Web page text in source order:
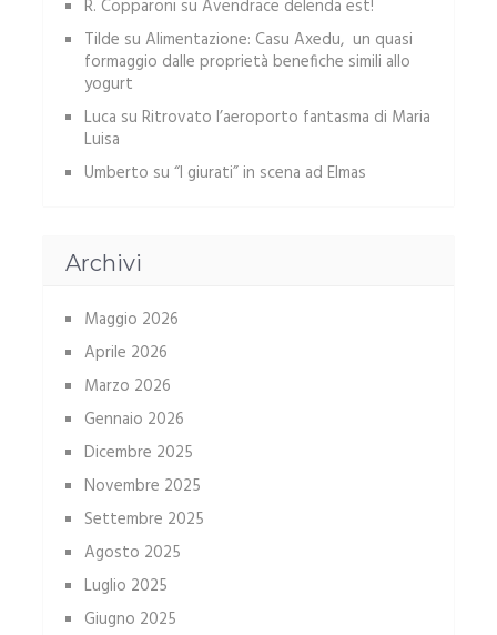
R. Copparoni su Avendrace delenda est!
Tilde su Alimentazione: Casu Axedu, un quasi
formaggio dalle proprietà benefiche simili allo
yogurt
Luca su Ritrovato l’aeroporto fantasma di Maria
Luisa
Umberto su “I giurati” in scena ad Elmas
Archivi
Maggio 2026
Aprile 2026
Marzo 2026
Gennaio 2026
Dicembre 2025
Novembre 2025
Settembre 2025
Agosto 2025
Luglio 2025
Giugno 2025